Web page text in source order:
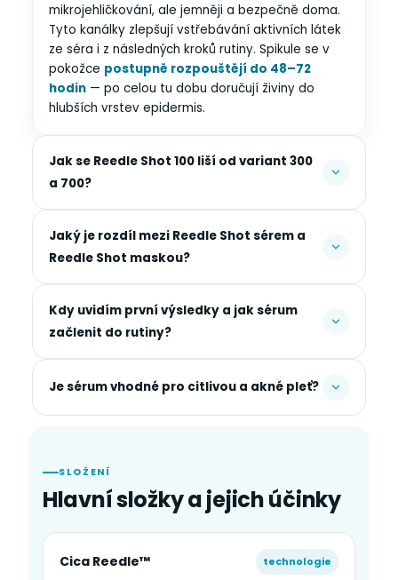
mikrojehličkování, ale jemněji a bezpečně doma.
Tyto kanálky zlepšují vstřebávání aktivních látek
ze séra i z následných kroků rutiny. Spikule se v
pokožce postupně rozpouštějí do 48–72
hodin — po celou tu dobu doručují živiny do
hlubších vrstev epidermis.
Jak se Reedle Shot 100 liší od variant 300
a 700?
Jaký je rozdíl mezi Reedle Shot sérem a
Reedle Shot maskou?
Kdy uvidím první výsledky a jak sérum
začlenit do rutiny?
Je sérum vhodné pro citlivou a akné pleť?
SLOŽENÍ
Hlavní složky a jejich účinky
Cica Reedle™ technologie